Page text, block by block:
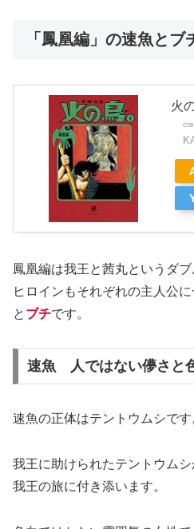
「鳳凰編」の速魚とブ
火
鳳凰編は我王と茜丸というダブ
ヒロインもそれぞれの主人公に
と ブチです。
速魚 人ではない儚さと
速魚の正体はテントウムシです
我王に助けられたテントウム
我王の旅に付き添います。